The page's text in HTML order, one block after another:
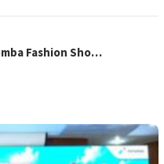
Fashion Sho…